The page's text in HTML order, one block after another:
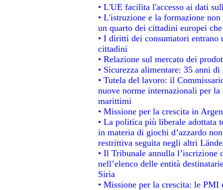
• L'UE facilita l'accesso ai dati
• L'istruzione e la formazione
un quarto dei cittadini europei
• I diritti dei consumatori
cittadini
• Relazione sul mercato dei
• Sicurezza alimentare: 35 anni
• Tutela del lavoro: il
nuove norme internazionali per
marittimi
• Missione per la crescita in
• La politica più liberale adottata
in materia di giochi d’azzardo
restrittiva seguita negli altri
• Il Tribunale annulla
nell’elenco delle entità
Siria
• Missione per la crescita: le